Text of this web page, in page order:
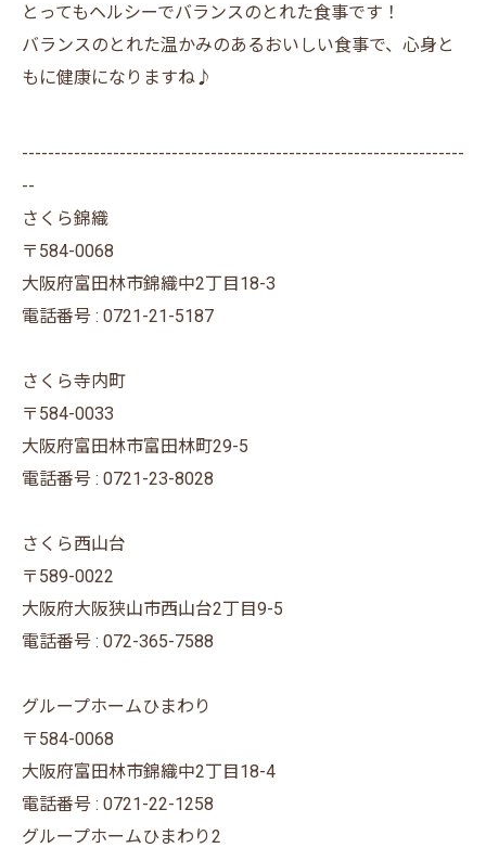
とってもヘルシーでバランスのとれた食事です！
バランスのとれた温かみのあるおいしい食事で、心身と
もに健康になりますね♪
--------------------------------------------------------------------
--
さくら錦織
〒584-0068
大阪府富田林市錦織中2丁目18-3
電話番号 : 0721-21-5187
さくら寺内町
〒584-0033
大阪府富田林市富田林町29-5
電話番号 : 0721-23-8028
さくら西山台
〒589-0022
大阪府大阪狭山市西山台2丁目9-5
電話番号 : 072-365-7588
グループホームひまわり
〒584-0068
大阪府富田林市錦織中2丁目18-4
電話番号 : 0721-22-1258
グループホームひまわり2